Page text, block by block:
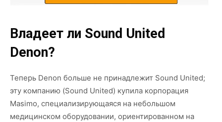
Владеет ли Sound United
Denon?
Теперь Denon больше не принадлежит Sound United;
эту компанию (Sound United) купила корпорация
Masimo, специализирующаяся на небольшом
медицинском оборудовании, ориентированном на